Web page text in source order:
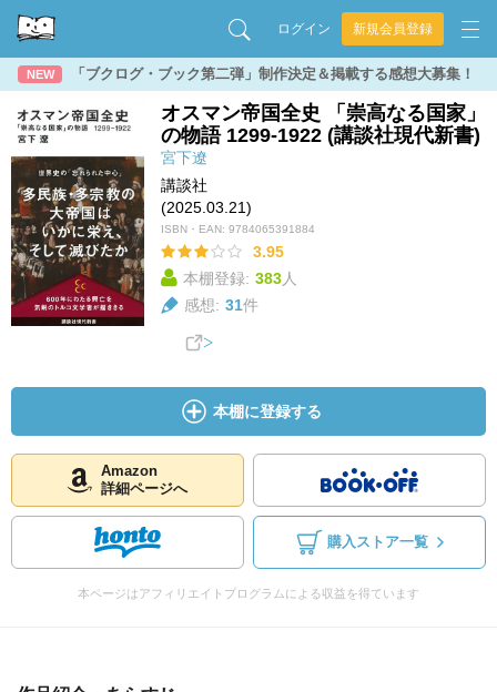
ログイン 新規会員登録
NEW 「ブクログ・ブック第二弾」制作決定＆掲載する感想大募集！
オスマン帝国全史 「崇高なる国家」
の物語 1299-1922 (講談社現代新書)
宮下遼
講談社
(2025.03.21)
ISBN・EAN: 9784065391884
3.95
本棚登録: 383人
感想: 31件
本棚に登録する
Amazon
詳細ページへ
購入ストア一覧
本ページはアフィリエイトプログラムによる収益を得ています